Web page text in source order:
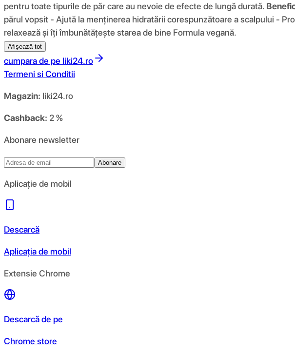
pentru toate tipurile de păr care au nevoie de efecte de lungă durată.
părul vopsit - Ajută la menținerea hidratării corespunzătoare a scalpului -
relaxează și îți îmbunătățește starea de bine Formula vegană.
Afișează tot
cumpara de pe liki24.ro
Termeni si Conditii
Magazin: liki24.ro
Cashback: 2 %
Abonare newsletter
Abonare
Aplicație de mobil
Descarcă
Aplicația de mobil
Extensie Chrome
Descarcă de pe
Chrome store